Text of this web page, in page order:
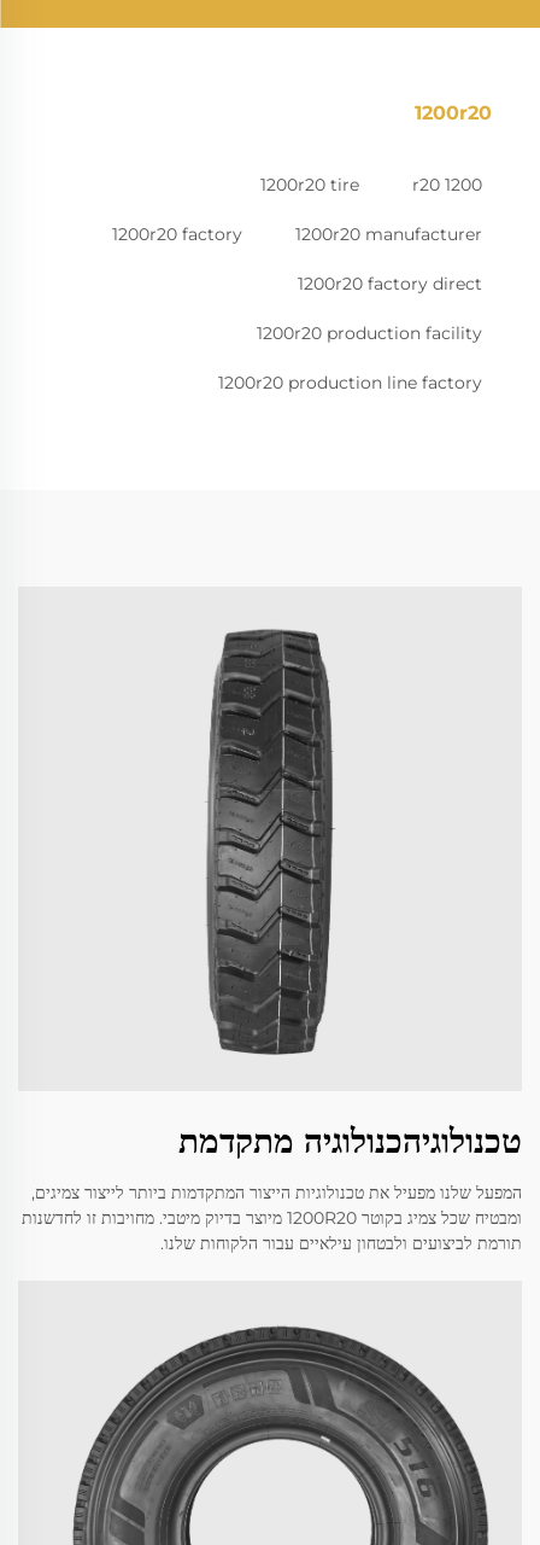
1200r20
1200 r20
1200r20 tire
1200r20 manufacturer
1200r20 factory
1200r20 factory direct
1200r20 production facility
1200r20 production line factory
טכנולוגיהכנולוגיה מתקדמת
המפעל שלנו מפעיל את טכנולוגיות הייצור המתקדמות ביותר לייצור צמיגים,
ומבטיח שכל צמיג בקוטר 1200R20 מיוצר בדיוק מיטבי. מחויבות זו לחדשנות
תורמת לביצועים ולבטחון עילאיים עבור הלקוחות שלנו.